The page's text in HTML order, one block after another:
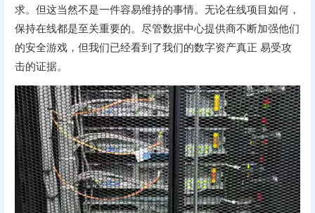
求。但这当然不是一件容易维持的事情。无论在线项目如何，
保持在线都是至关重要的。尽管数据中心提供商不断加强他们
的安全游戏，但我们已经看到了我们的数字资产真正 易受攻
击的证据。